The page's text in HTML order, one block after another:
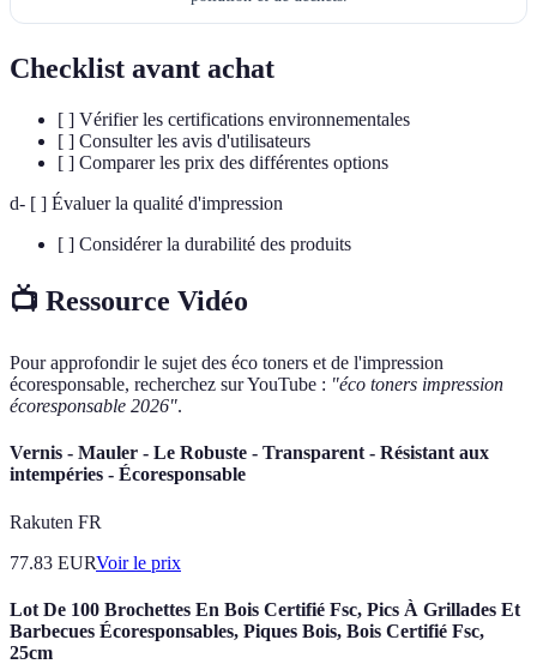
Checklist avant achat
[ ] Vérifier les certifications environnementales
[ ] Consulter les avis d'utilisateurs
[ ] Comparer les prix des différentes options
d- [ ] Évaluer la qualité d'impression
[ ] Considérer la durabilité des produits
📺 Ressource Vidéo
Pour approfondir le sujet des éco toners et de l'impression
écoresponsable, recherchez sur YouTube : "éco toners impression
écoresponsable 2026".
Vernis - Mauler - Le Robuste - Transparent - Résistant aux
intempéries - Écoresponsable
Rakuten FR
77.83 EURVoir le prix
Lot De 100 Brochettes En Bois Certifié Fsc, Pics À Grillades Et
Barbecues Écoresponsables, Piques Bois, Bois Certifié Fsc,
25cm